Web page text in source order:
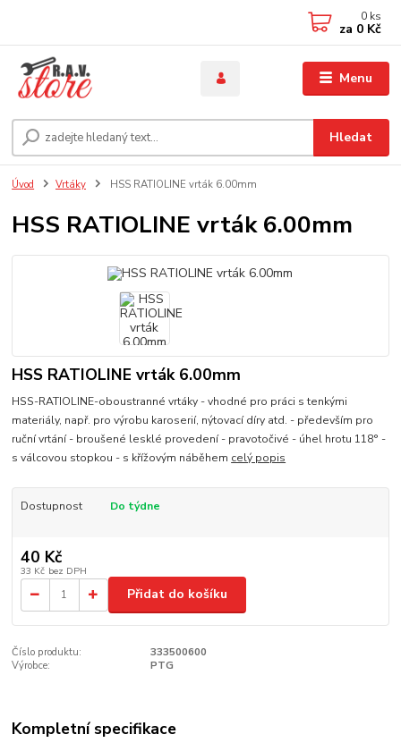
Menu
Hledat
0 ks
za 0 Kč
Úvod Vrtáky HSS RATIOLINE vrták 6.00mm
HSS RATIOLINE vrták 6.00mm
HSS RATIOLINE vrták 6.00mm
HSS-RATIOLINE-oboustranné vrtáky - vhodné pro práci s tenkými
materiály, např. pro výrobu karoserií, nýtovací díry atd. - především pro
ruční vrtání - broušené lesklé provedení - pravotočivé - úhel hrotu 118° -
s válcovou stopkou - s křížovým náběhem celý popis
Dostupnost Do týdne
40 Kč
33 Kč bez DPH
Přidat do košíku
Číslo produktu:
333500600
Výrobce:
PTG
Kompletní specifikace